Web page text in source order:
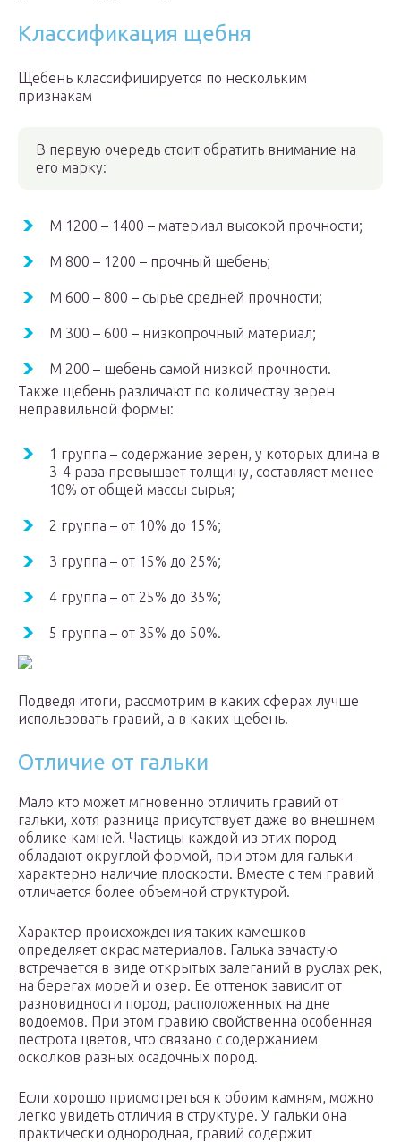
Классификация щебня
Щебень классифицируется по нескольким
признакам
В первую очередь стоит обратить внимание на
его марку:
М 1200 – 1400 – материал высокой прочности;
М 800 – 1200 – прочный щебень;
М 600 – 800 – сырье средней прочности;
М 300 – 600 – низкопрочный материал;
М 200 – щебень самой низкой прочности.
Также щебень различают по количеству зерен
неправильной формы:
1 группа – содержание зерен, у которых длина в
3-4 раза превышает толщину, составляет менее
10% от общей массы сырья;
2 группа – от 10% до 15%;
3 группа – от 15% до 25%;
4 группа – от 25% до 35%;
5 группа – от 35% до 50%.
Подведя итоги, рассмотрим в каких сферах лучше
использовать гравий, а в каких щебень.
Отличие от гальки
Мало кто может мгновенно отличить гравий от
гальки, хотя разница присутствует даже во внешнем
облике камней. Частицы каждой из этих пород
обладают округлой формой, при этом для гальки
характерно наличие плоскости. Вместе с тем гравий
отличается более объемной структурой.
Характер происхождения таких камешков
определяет окрас материалов. Галька зачастую
встречается в виде открытых залеганий в руслах рек,
на берегах морей и озер. Ее оттенок зависит от
разновидности пород, расположенных на дне
водоемов. При этом гравию свойственна особенная
пестрота цветов, что связано с содержанием
осколков разных осадочных пород.
Если хорошо присмотреться к обоим камням, можно
легко увидеть отличия в структуре. У гальки она
практически однородная, гравий содержит